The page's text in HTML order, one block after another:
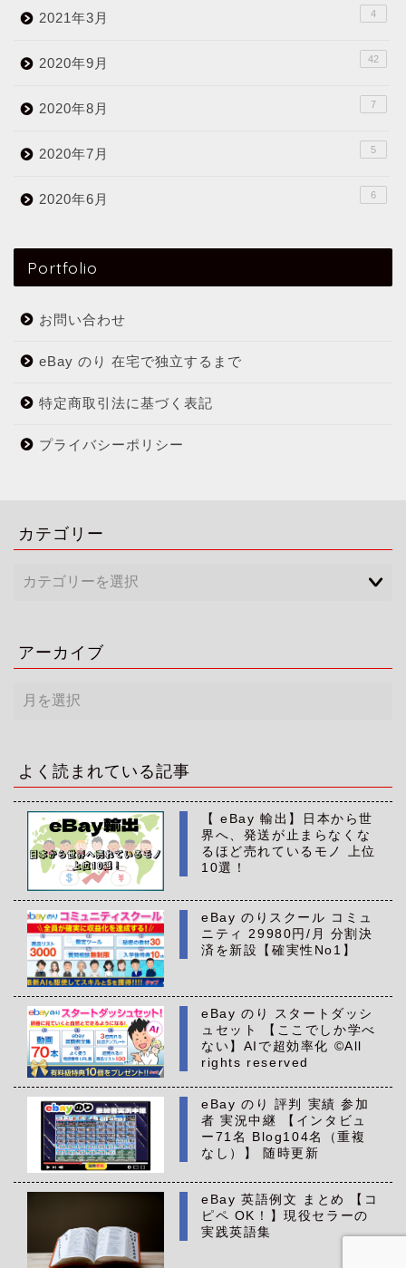
2021年3月 4
2020年9月 42
2020年8月 7
2020年7月 5
2020年6月 6
Portfolio
お問い合わせ
eBay のり 在宅で独立するまで
特定商取引法に基づく表記
プライバシーポリシー
カテゴリー
アーカイブ
ー
ブ
よく読まれている記事
【 eBay 輸出】日本から世
界へ、発送が止まらなくな
るほど売れているモノ 上位
10選！
eBay のりスクール コミュ
ニティ 29980円/月 分割決
済を新設【確実性No1】
eBay のり スタートダッシ
ュセット 【ここでしか学べ
ない】AIで超効率化 ©All
rights reserved
eBay のり 評判 実績 参加
者 実況中継 【インタビュ
ー71名 Blog104名（重複
なし）】 随時更新
eBay 英語例文 まとめ 【コ
ピペ OK！】現役セラーの
実践英語集